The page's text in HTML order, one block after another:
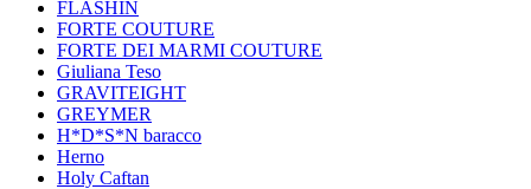
FLASHIN
FORTE COUTURE
FORTE DEI MARMI COUTURE
Giuliana Teso
GRAVITEIGHT
GREYMER
H*D*S*N baracco
Herno
Holy Caftan